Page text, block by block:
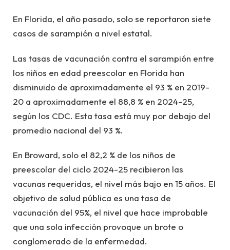
En Florida, el año pasado, solo se reportaron siete
casos de sarampión a nivel estatal.
Las tasas de vacunación contra el sarampión entre
los niños en edad preescolar en Florida han
disminuido de aproximadamente el 93 % en 2019-
20 a aproximadamente el 88,8 % en 2024-25,
según los CDC. Esta tasa está muy por debajo del
promedio nacional del 93 %.
En Broward, solo el 82,2 % de los niños de
preescolar del ciclo 2024-25 recibieron las
vacunas requeridas, el nivel más bajo en 15 años. El
objetivo de salud pública es una tasa de
vacunación del 95%, el nivel que hace improbable
que una sola infección provoque un brote o
conglomerado de la enfermedad.